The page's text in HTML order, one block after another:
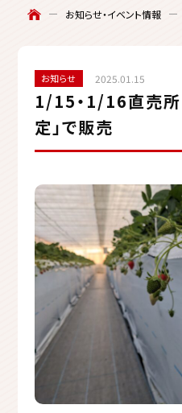
お知らせ・イベント情報
お知らせ 2025.01.15
1/15・1/16直売所
定」で販売